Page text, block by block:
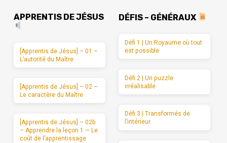
APPRENTIS DE JÉSUS
[Apprentis de Jésus] – 01 –
L’autorité du Maître
[Apprentis de Jésus] – 02 –
Le caractère du Maître
[Apprentis de Jésus] – 02b
– Apprendre la leçon 1 — Le
coût de l’apprentissage
DÉFIS – GÉNÉRAUX
Défi 1 | Un Royaume où tout
est possible
Défi 2 | Un puzzle
irréalisable
Défi 3 | Transformés de
l’intérieur